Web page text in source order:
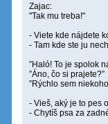
Zajac:
"Tak mu treba!"
- Viete kde nájdete
- Tam kde ste ju
”Haló! To je spolok
”Áno, čo si prajete?”
”Rýchlo sem
- Vieš, aký je to pes
- Chytíš psa za